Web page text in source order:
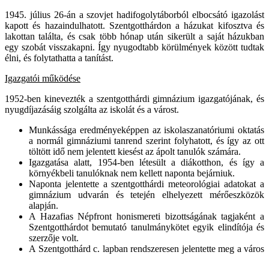
1945. július 26-án a szovjet hadifogolytáborból elbocsátó igazolást
kapott és hazaindulhatott. Szentgotthárdon a házukat kifosztva és
lakottan találta, és csak több hónap után sikerült a saját házukban
egy szobát visszakapni. Így nyugodtabb körülmények között tudtak
élni, és folytathatta a tanítást.
Igazgatói működése
1952-ben kinevezték a szentgotthárdi gimnázium igazgatójának, és
nyugdíjazásáig szolgálta az iskolát és a várost.
Munkássága eredményeképpen az iskolaszanatóriumi oktatás
a normál gimnáziumi tanrend szerint folyhatott, és így az ott
töltött idő nem jelentett kiesést az ápolt tanulók számára.
Igazgatása alatt, 1954-ben létesült a diákotthon, és így a
környékbeli tanulóknak nem kellett naponta bejárniuk.
Naponta jelentette a szentgotthárdi meteorológiai adatokat a
gimnázium udvarán és tetején elhelyezett mérőeszközök
alapján.
A Hazafias Népfront honismereti bizottságának tagjaként a
Szentgotthárdot bemutató tanulmánykötet egyik elindítója és
szerzője volt.
A Szentgotthárd c. lapban rendszeresen jelentette meg a város